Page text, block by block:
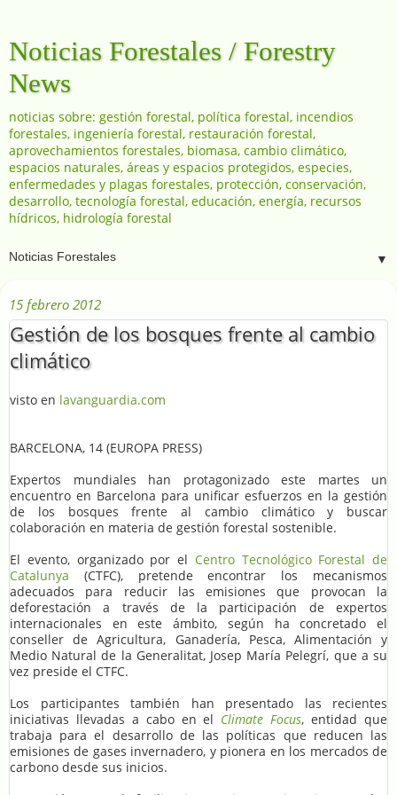
Noticias Forestales / Forestry
News
noticias sobre: gestión forestal, política forestal, incendios
forestales, ingeniería forestal, restauración forestal,
aprovechamientos forestales, biomasa, cambio climático,
espacios naturales, áreas y espacios protegidos, especies,
enfermedades y plagas forestales, protección, conservación,
desarrollo, tecnología forestal, educación, energía, recursos
hídricos, hidrología forestal
▼
15 febrero 2012
Gestión de los bosques frente al cambio
climático
visto en lavanguardia.com
BARCELONA, 14 (EUROPA PRESS)
Expertos mundiales han protagonizado este martes un
encuentro en Barcelona para unificar esfuerzos en la gestión
de los bosques frente al cambio climático y buscar
colaboración en materia de gestión forestal sostenible.
El evento, organizado por el Centro Tecnológico Forestal de
Catalunya (CTFC), pretende encontrar los mecanismos
adecuados para reducir las emisiones que provocan la
deforestación a través de la participación de expertos
internacionales en este ámbito, según ha concretado el
conseller de Agricultura, Ganadería, Pesca, Alimentación y
Medio Natural de la Generalitat, Josep María Pelegrí, que a su
vez preside el CTFC.
Los participantes también han presentado las recientes
iniciativas llevadas a cabo en el Climate Focus, entidad que
trabaja para el desarrollo de las políticas que reducen las
emisiones de gases invernadero, y pionera en los mercados de
carbono desde sus inicios.